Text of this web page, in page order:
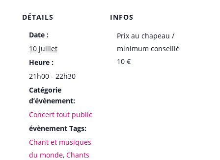
DÉTAILS
Date :
10 juillet
Heure :
21h00 - 22h30
Catégorie
d’évènement:
Concert tout public
évènement Tags:
Chant et musiques
du monde, Chants
INFOS
Prix au chapeau /
minimum conseillé
10 €